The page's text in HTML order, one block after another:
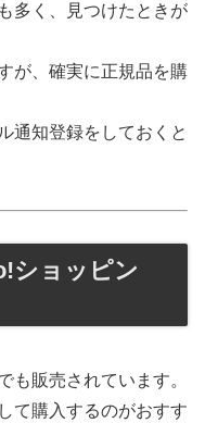
多く、見つけたときが
が、確実に正規品を購
通知登録をしておくと
ショッピン
も販売されています。
て購入するのがおすす